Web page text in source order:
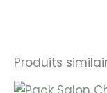
Produits